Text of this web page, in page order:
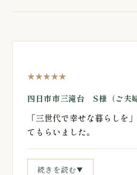
★★★★★
四日市市三滝台 S様（ご夫婦
「三世代で幸せな暮らしを
てもらいました。
続きを読む▼